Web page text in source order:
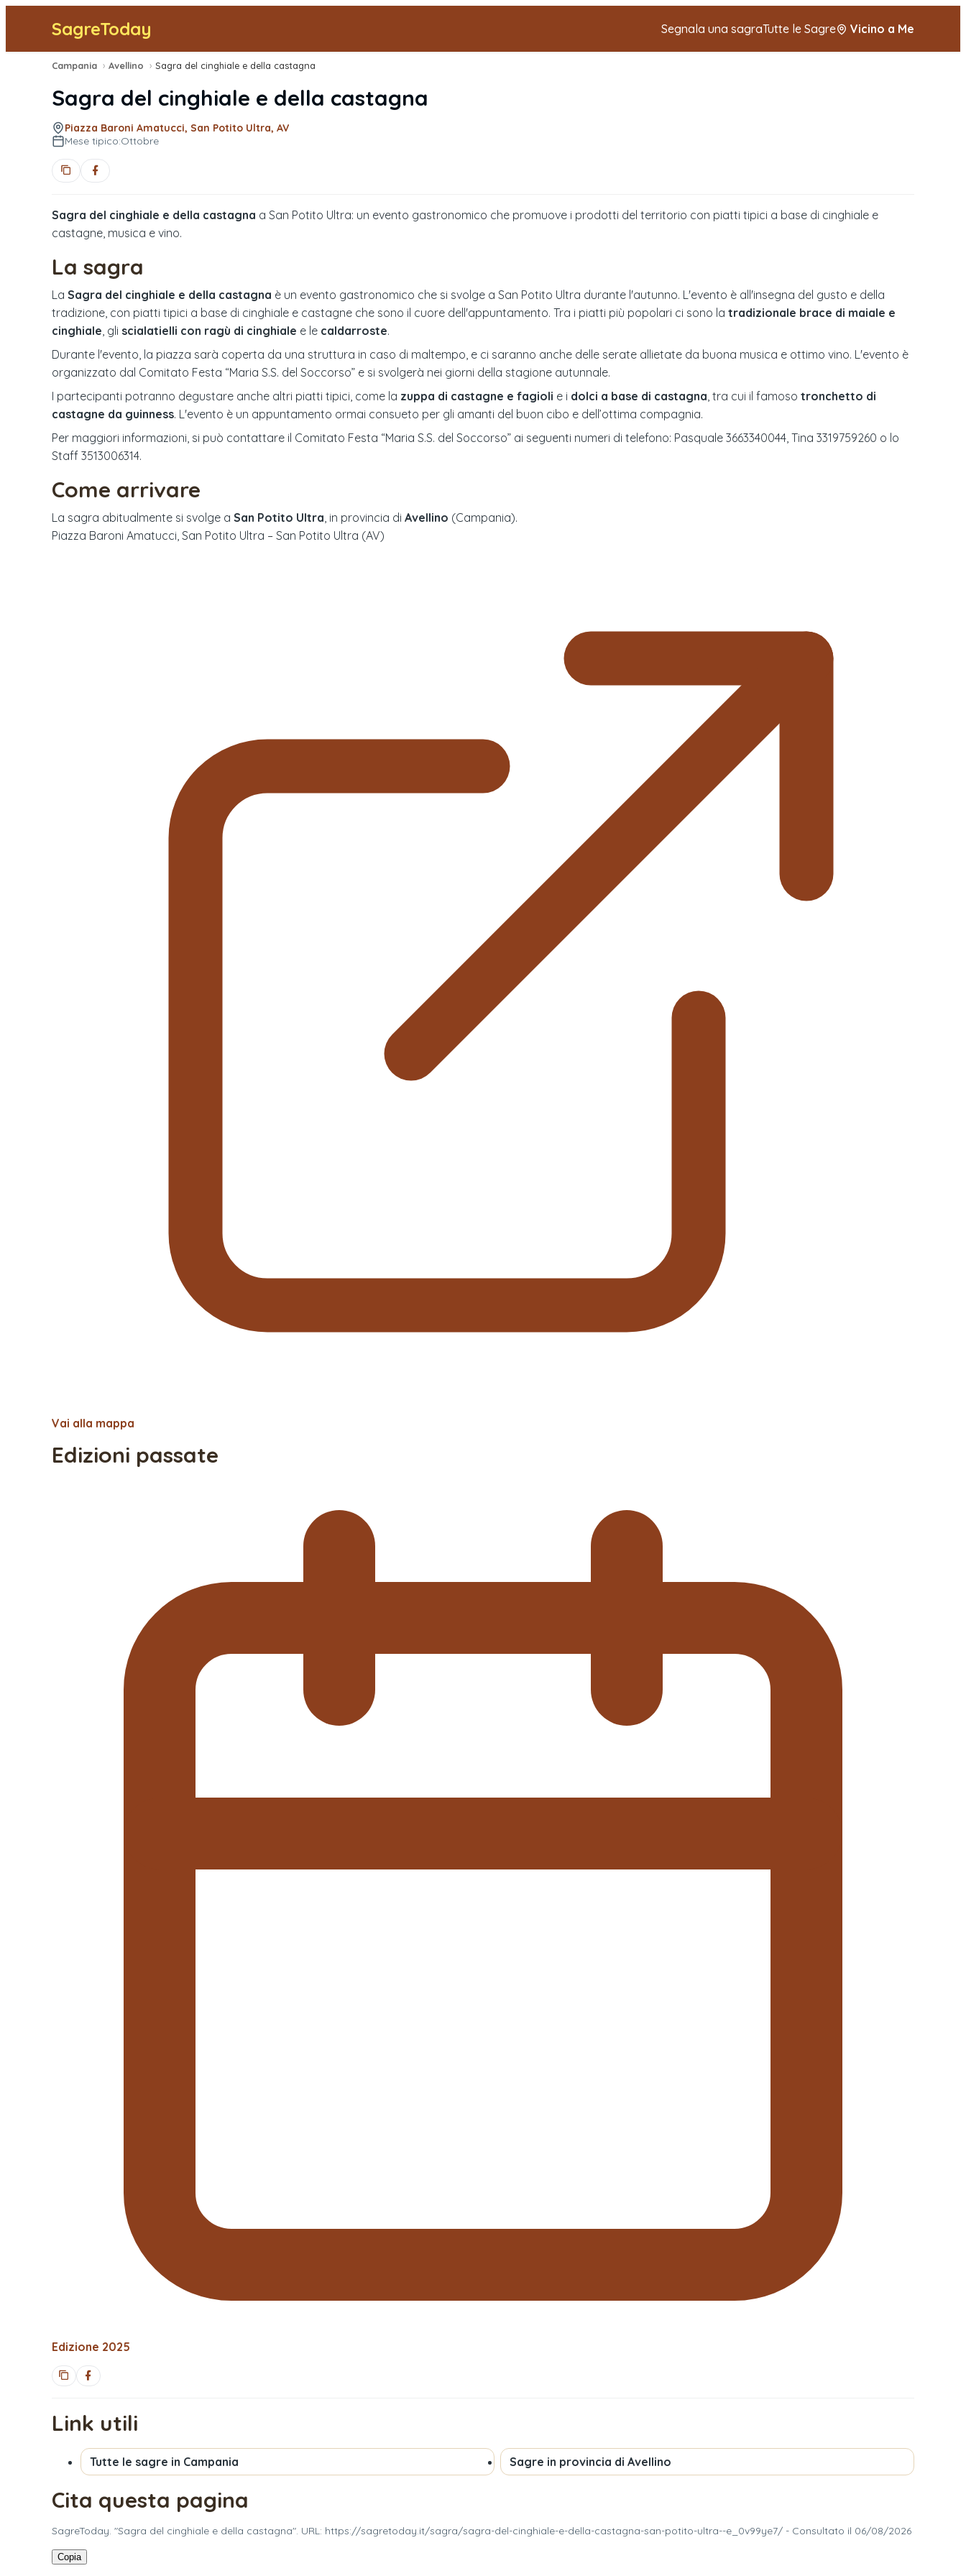
SagreToday Segnala una sagraTutte le Sagre Vicino a Me
Campania › Avellino › Sagra del cinghiale e della castagna
Sagra del cinghiale e della castagna
Piazza Baroni Amatucci, San Potito Ultra, AV
Mese tipico:Ottobre
Sagra del cinghiale e della castagna a San Potito Ultra: un evento gastronomico che promuove i prodotti del territorio con piatti tipici a base di cinghiale e
castagne, musica e vino.
La sagra
La Sagra del cinghiale e della castagna è un evento gastronomico che si svolge a San Potito Ultra durante l'autunno. L'evento è all'insegna del gusto e della
tradizione, con piatti tipici a base di cinghiale e castagne che sono il cuore dell'appuntamento. Tra i piatti più popolari ci sono la tradizionale brace di maiale e
cinghiale , gli scialatielli con ragù di cinghiale e le caldarroste.
Durante l'evento, la piazza sarà coperta da una struttura in caso di maltempo, e ci saranno anche delle serate allietate da buona musica e ottimo vino. L'evento è
organizzato dal Comitato Festa “Maria S.S. del Soccorso” e si svolgerà nei giorni della stagione autunnale.
I partecipanti potranno degustare anche altri piatti tipici, come la zuppa di castagne e fagioli e i dolci a base di castagna , tra cui il famoso tronchetto di
castagne da guinness. L'evento è un appuntamento ormai consueto per gli amanti del buon cibo e dell’ottima compagnia.
Per maggiori informazioni, si può contattare il Comitato Festa “Maria S.S. del Soccorso” ai seguenti numeri di telefono: Pasquale 3663340044, Tina 3319759260 o lo
Staff 3513006314.
Come arrivare
La sagra abitualmente si svolge a San Potito Ultra , in provincia di Avellino (Campania).
Piazza Baroni Amatucci, San Potito Ultra – San Potito Ultra (AV)
Vai alla mappa
Edizioni passate
Edizione 2025
Link utili
Tutte le sagre in Campania Sagre in provincia di Avellino
Cita questa pagina
SagreToday. "Sagra del cinghiale e della castagna". URL: https://sagretoday.it/sagra/sagra-del-cinghiale-e-della-castagna-san-potito-ultra--e_0v99ye7/ - Consultato il 06/08/2026
Copia